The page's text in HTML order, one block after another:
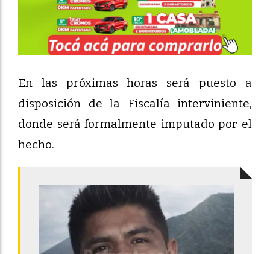
En las próximas horas será puesto a
disposición de la Fiscalía interviniente,
donde será formalmente imputado por el
hecho.